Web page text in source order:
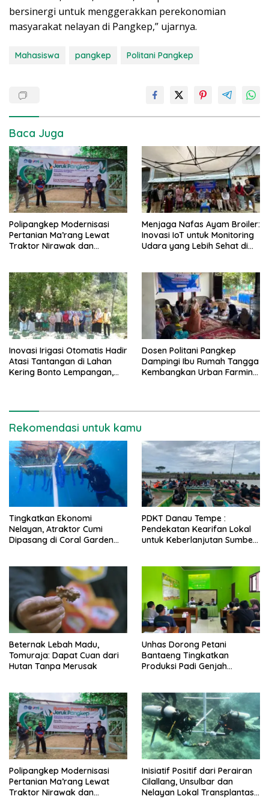
bersinergi untuk menggerakkan perekonomian
masyarakat nelayan di Pangkep,” ujarnya.
Mahasiswa pangkep Politani Pangkep
Baca Juga
Polipangkep Modernisasi
Pertanian Ma’rang Lewat
Traktor Nirawak dan
Menjaga Nafas Ayam Broiler:
Inovasi IoT untuk Monitoring
Udara yang Lebih Sehat di
Inovasi Irigasi Otomatis Hadir
Atasi Tantangan di Lahan
Kering Bonto Lempangan,
Dosen Politani Pangkep
Dampingi Ibu Rumah Tangga
Kembangkan Urban Farming
Rekomendasi untuk kamu
Tingkatkan Ekonomi
Nelayan, Atraktor Cumi
Dipasang di Coral Garden
PDKT Danau Tempe :
Pendekatan Kearifan Lokal
untuk Keberlanjutan Sumber
Beternak Lebah Madu,
Tomuraja: Dapat Cuan dari
Hutan Tanpa Merusak
Unhas Dorong Petani
Bantaeng Tingkatkan
Produksi Padi Genjah
Polipangkep Modernisasi
Pertanian Ma’rang Lewat
Traktor Nirawak dan
Inisiatif Positif dari Perairan
Cilallang, Unsulbar dan
Nelayan Lokal Transplantasi